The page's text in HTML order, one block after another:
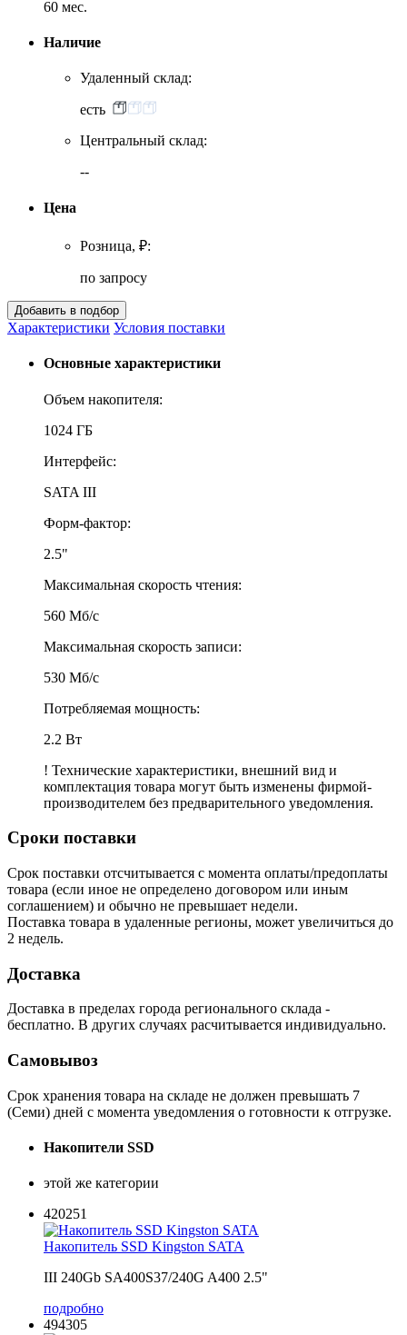
60 мес.
Наличие
Удаленный склад:
есть
Центральный склад:
--
Цена
Розница, ₽:
по запросу
Характеристики Условия поставки
Основные характеристики
Объем накопителя:
1024 ГБ
Интерфейс:
SATA III
Форм-фактор:
2.5"
Максимальная скорость чтения:
560 Мб/с
Максимальная скорость записи:
530 Мб/с
Потребляемая мощность:
2.2 Вт
! Технические характеристики, внешний вид и
комплектация товара могут быть изменены фирмой-
производителем без предварительного уведомления.
Сроки поставки
Срок поставки отсчитывается с момента оплаты/предоплаты
товара (если иное не определено договором или иным
соглашением) и обычно не превышает недели.
Поставка товара в удаленные регионы, может увеличиться до
2 недель.
Доставка
Доставка в пределах города регионального склада -
бесплатно. В других случаях расчитывается индивидуально.
Самовывоз
Срок хранения товара на складе не должен превышать 7
(Семи) дней с момента уведомления о готовности к отгрузке.
Накопители SSD
этой же категории
420251
Накопитель SSD Kingston SATA
III 240Gb SA400S37/240G A400 2.5"
подробно
494305